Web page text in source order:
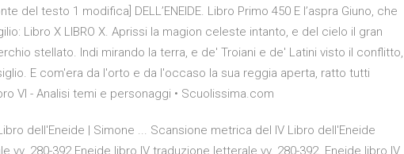
del testo 1 modifica] DELL’ENEIDE. Libro Primo 450 E l’aspra Giuno, che
Libro X LIBRO X. Aprissi la magion celeste intanto, e del cielo il gran
stellato. Indi mirando la terra, e de' Troiani e de' Latini visto il conflitto,
E com'era da l'orto e da l'occaso la sua reggia aperta, ratto tutti
VI - Analisi temi e personaggi • Scuolissima.com
dell'Eneide | Simone ... Scansione metrica del IV Libro dell'Eneide
vv. 280-392 Eneide libro IV traduzione letterale vv. 280-392. Eneide libro IV